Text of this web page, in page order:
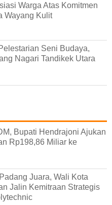
Warga Atas Komitmen
Wayang Kulit
Seni Budaya,
Nagari Tandikek Utara
Bupati Hendrajoni Ajukan
Rp198,86 Miliar ke
Juara, Wali Kota
Jalin Kemitraan Strategis